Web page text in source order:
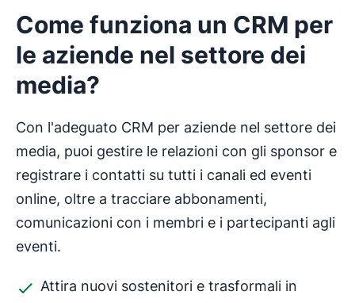
Come funziona un CRM per
le aziende nel settore dei
media?
Con l'adeguato CRM per aziende nel settore dei
media, puoi gestire le relazioni con gli sponsor e
registrare i contatti su tutti i canali ed eventi
online, oltre a tracciare abbonamenti,
comunicazioni con i membri e i partecipanti agli
eventi.
Attira nuovi sostenitori e trasformali in